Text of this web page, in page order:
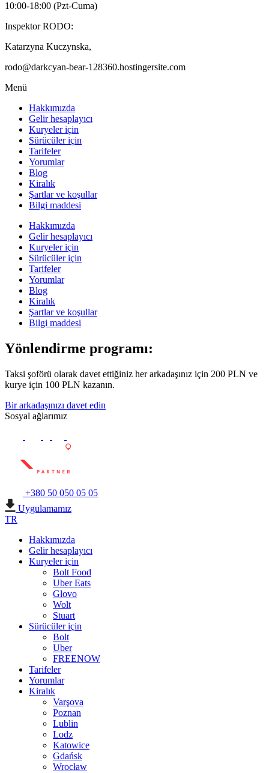
10:00-18:00 (Pzt-Cuma)
Inspektor RODO:
Katarzyna Kuczynska,
rodo@darkcyan-bear-128360.hostingersite.com
Menü
Hakkımızda
Gelir hesaplayıcı
Kuryeler için
Sürücüler için
Tarifeler
Yorumlar
Blog
Kiralık
Şartlar ve koşullar
Bilgi maddesi
Hakkımızda
Gelir hesaplayıcı
Kuryeler için
Sürücüler için
Tarifeler
Yorumlar
Blog
Kiralık
Şartlar ve koşullar
Bilgi maddesi
Yönlendirme programı:
Taksi şoförü olarak davet ettiğiniz her arkadaşınız için 200 PLN ve
kurye için 100 PLN kazanın.
Bir arkadaşınızı davet edin
Sosyal ağlarımız
+380 50 050 05 05
Uygulamamız
TR
Hakkımızda
Gelir hesaplayıcı
Kuryeler için
Bolt Food
Uber Eats
Glovo
Wolt
Stuart
Sürücüler için
Bolt
Uber
FREENOW
Tarifeler
Yorumlar
Kiralık
Varşova
Poznan
Lublin
Lodz
Katowice
Gdańsk
Wrocław